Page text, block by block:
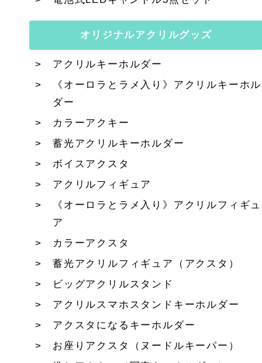
オリジナルアクリルグッズ
アクリルキーホルダー
《オーロラとラメ入り》アクリルキーホル
ダー
カラーアクキー
蓄光アクリルキーホルダー
ボイスアクスタ
アクリルフィギュア
《オーロラとラメ入り》アクリルフィギュ
ア
カラーアクスタ
蓄光アクリルフィギュア（アクスタ）
ビッグアクリルスタンド
アクリルスマホスタンドキーホルダー
アクスタになるキーホルダー
お座りアクスタ（ヌードルキーパー）